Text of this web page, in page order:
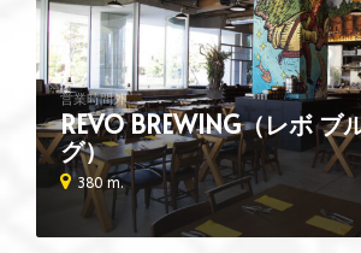
REVO BREWING（レボ ブ
グ）
営業時間外
380 m.